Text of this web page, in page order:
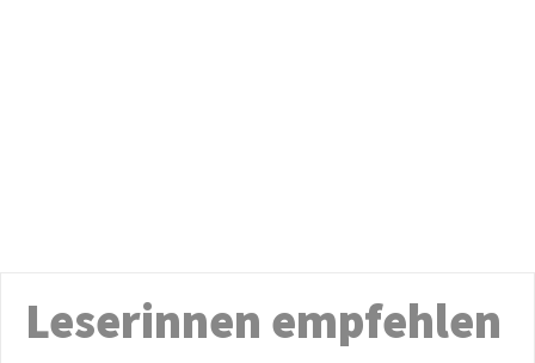
Leserinnen empfehlen